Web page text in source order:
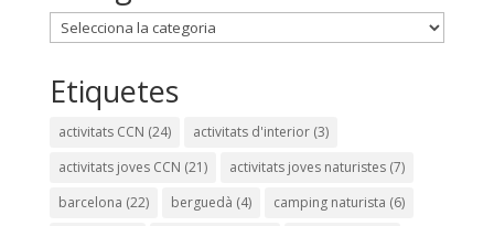
Categories
Etiquetes
activitats CCN (24) activitats d'interior(3)
activitats joves CCN (21) activitats joves naturistes(7)
barcelona (22) berguedà (4) camping naturista (6)